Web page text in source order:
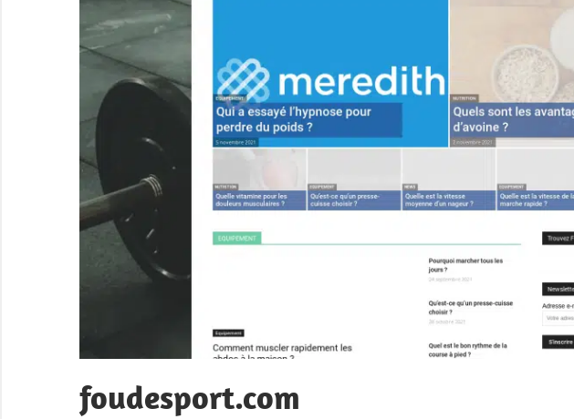
foudesport.com